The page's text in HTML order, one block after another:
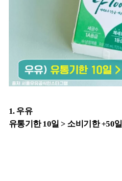
1. 우유
유통기한 10일 > 소비기한 +50일